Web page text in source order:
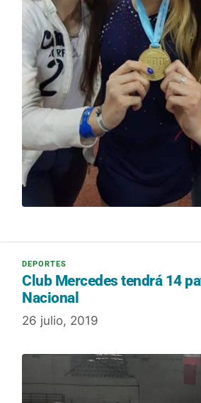
Club Mercedes tendrá 14
Nacional
26 julio, 2019